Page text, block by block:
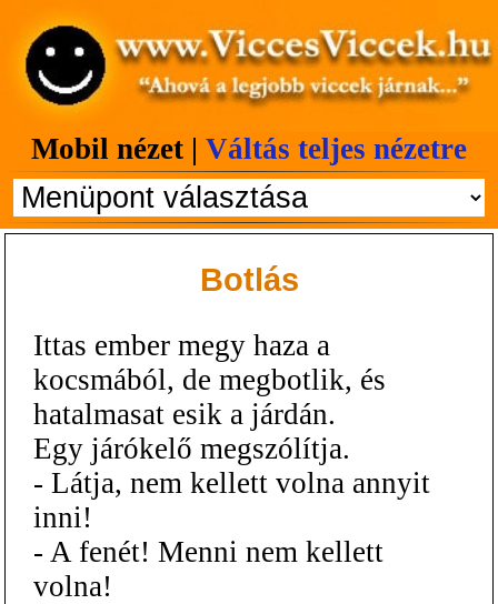
Mobil nézet | Váltás teljes nézetre
Botlás
Ittas ember megy haza a
kocsmából, de megbotlik, és
hatalmasat esik a járdán.
Egy járókelő megszólítja.
- Látja, nem kellett volna annyit
inni!
- A fenét! Menni nem kellett
volna!